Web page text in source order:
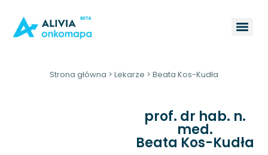
Strona główna > Lekarze > Beata Kos-Kudła
prof. dr hab. n.
med.
Beata Kos-Kudła